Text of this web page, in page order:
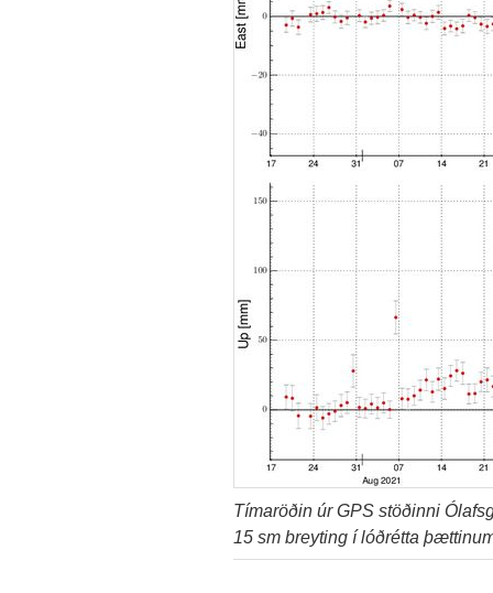
Tímaröðin úr GPS stöðinni
15 sm breyting í lóðrétta